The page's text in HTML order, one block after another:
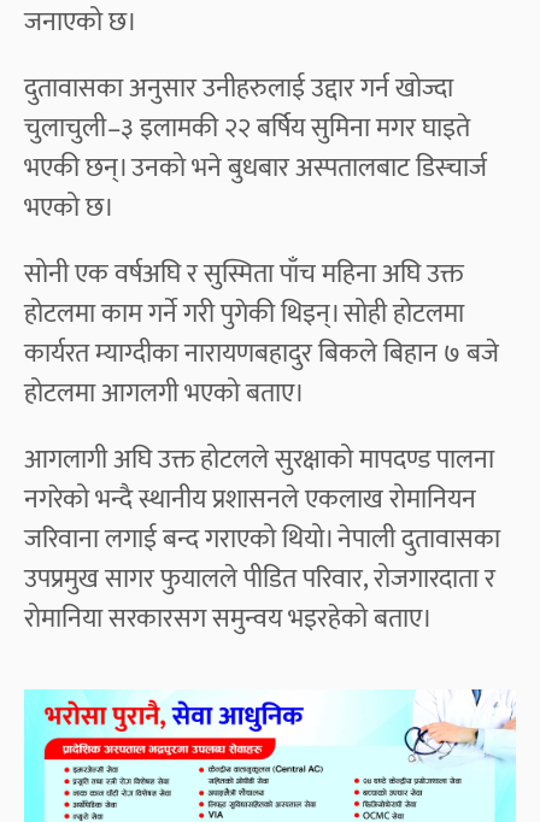
जनाएको छ।
दुतावासका अनुसार उनीहरुलाई उद्दार गर्न खोज्दा
चुलाचुली–३ इलामकी २२ बर्षिय सुमिना मगर घाइते
भएकी छन्। उनको भने बुधबार अस्पतालबाट डिस्चार्ज
भएको छ।
सोनी एक वर्षअघि र सुस्मिता पाँच महिना अघि उक्त
होटलमा काम गर्ने गरी पुगेकी थिइन्। सोही होटलमा
कार्यरत म्याग्दीका नारायणबहादुर बिकले बिहान ७ बजे
होटलमा आगलगी भएको बताए।
आगलागी अघि उक्त होटलले सुरक्षाको मापदण्ड पालना
नगरेको भन्दै स्थानीय प्रशासनले एकलाख रोमानियन
जरिवाना लगाई बन्द गराएको थियो। नेपाली दुतावासका
उपप्रमुख सागर फुयालले पीडित परिवार, रोजगारदाता र
रोमानिया सरकारसग समुन्वय भइरहेको बताए।